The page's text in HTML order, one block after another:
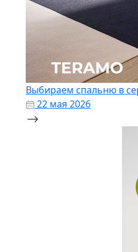
Выбираем спальню в
22 мая 2026